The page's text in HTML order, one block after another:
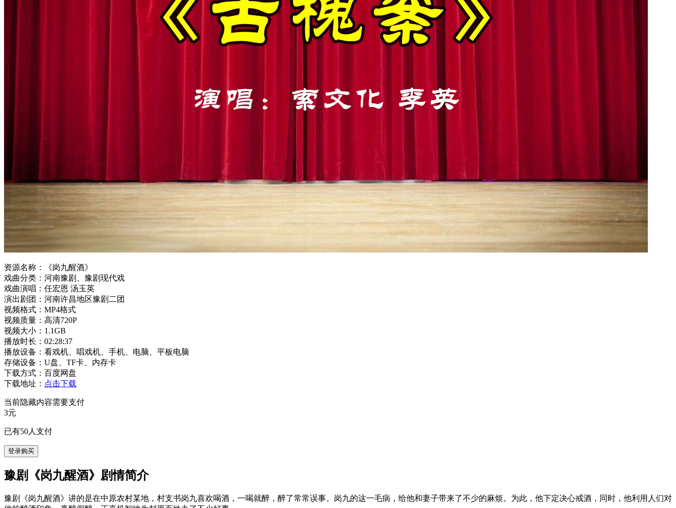
资源名称：《岗九醒酒》
戏曲分类：河南豫剧、豫剧现代戏
戏曲演唱：任宏恩 汤玉英
演出剧团：河南许昌地区豫剧二团
视频格式：MP4格式
视频质量：高清720P
视频大小：1.1GB
播放时长：02:28:37
播放设备：看戏机、唱戏机、手机、电脑、平板电脑
存储设备：U盘、TF卡、内存卡
下载方式：百度网盘
下载地址： 点击下载
当前隐藏内容需要支付
3元
已有50人支付
登录购买
豫剧《岗九醒酒》剧情简介
豫剧《岗九醒酒》讲的是在中原农村某地，村支书岗九喜欢喝酒，一喝就醉，醉了常常误事。岗九的这一毛病，给他和妻子带来了不少的麻烦。为此，他下定决心戒酒，同时，他利用人们对